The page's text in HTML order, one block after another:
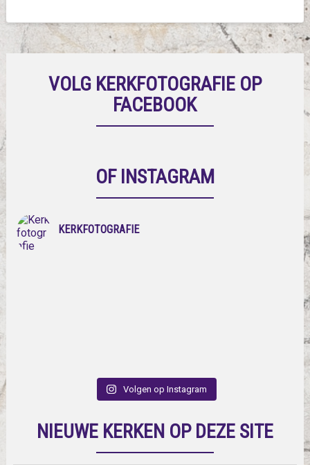
VOLG KERKFOTOGRAFIE OP
FACEBOOK
OF INSTAGRAM
KERKFOTOGRAFIE
Volgen op Instagram
NIEUWE KERKEN OP DEZE SITE